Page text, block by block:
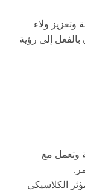
وتعزيز ولاء
بالفعل إلى رؤية
وتعمل مع
الكلاسيكي